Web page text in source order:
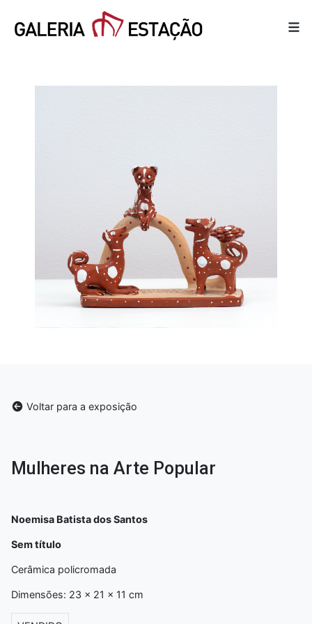
Voltar para a exposição
Mulheres na Arte Popular
Noemisa Batista dos Santos
Sem título
Cerâmica policromada
Dimensões: 23 x 21 x 11 cm